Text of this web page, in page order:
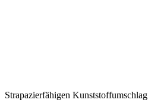
Strapazierfähigen Kunststoffumschlag